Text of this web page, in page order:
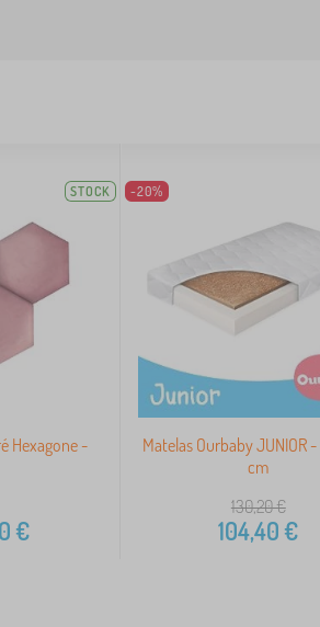
STOCK
Hexagone -
€
-20%
Matelas Ourbaby JUNIOR
cm
130,20€
104,40€